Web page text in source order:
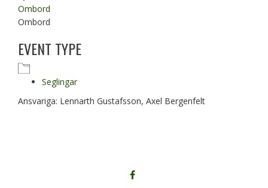
Ombord
Ombord
EVENT TYPE
Seglingar
Ansvariga: Lennarth Gustafsson, Axel Bergenfelt
FÖLJ